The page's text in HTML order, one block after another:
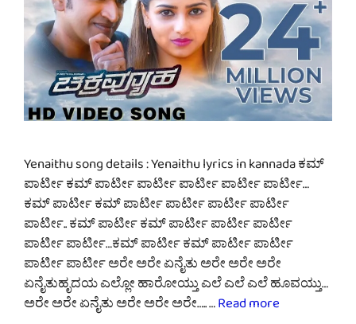
Yenaithu song details : Yenaithu lyrics in kannada ಕಮ್
ಪಾರ್ಟೀ ಕಮ್ ಪಾರ್ಟೀ ಪಾರ್ಟೀ ಪಾರ್ಟೀ ಪಾರ್ಟೀ ಪಾರ್ಟೀ…
ಕಮ್ ಪಾರ್ಟೀ ಕಮ್ ಪಾರ್ಟೀ ಪಾರ್ಟೀ ಪಾರ್ಟೀ ಪಾರ್ಟೀ
ಪಾರ್ಟೀ.. ಕಮ್ ಪಾರ್ಟೀ ಕಮ್ ಪಾರ್ಟೀ ಪಾರ್ಟೀ ಪಾರ್ಟೀ
ಪಾರ್ಟೀ ಪಾರ್ಟೀ…ಕಮ್ ಪಾರ್ಟೀ ಕಮ್ ಪಾರ್ಟೀ ಪಾರ್ಟೀ
ಪಾರ್ಟೀ ಪಾರ್ಟೀ ಅರೇ ಅರೇ ಏನೈತು ಅರೇ ಅರೇ ಅರೇ
ಏನೈತುಹೃದಯ ಎಲ್ಲೋ ಹಾರೋಯ್ತು ಎಲೆ ಎಲೆ ಎಲೆ ಹೂವಯ್ತು…
ಅರೇ ಅರೇ ಏನೈತು ಅರೇ ಅರೇ ಅರೇ….. …Read more